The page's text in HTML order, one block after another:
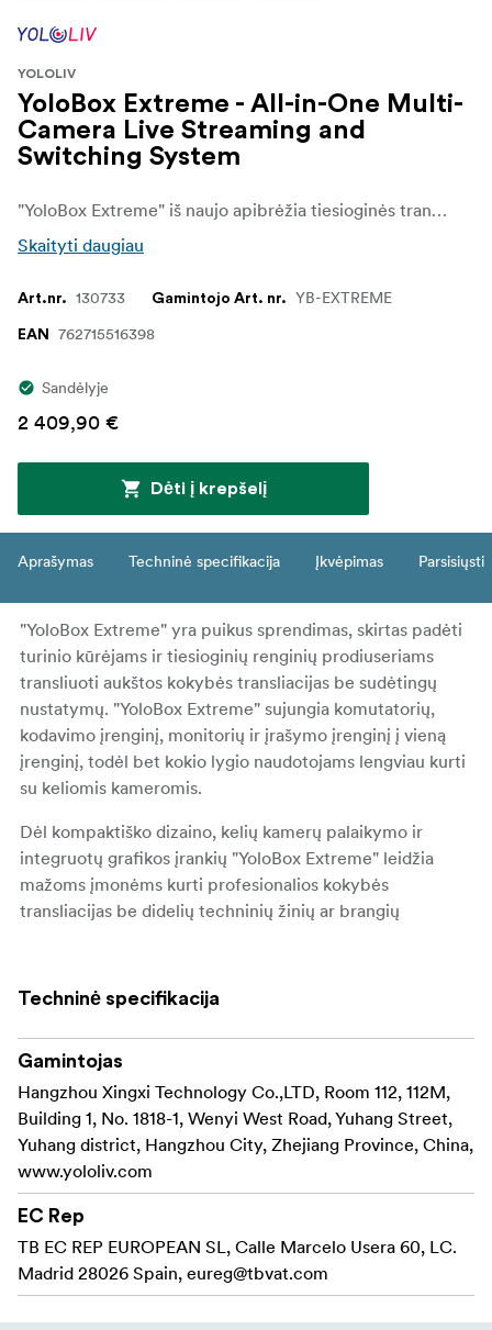
YOLOLIV
YoloBox Extreme - All-in-One Multi-
Camera Live Streaming and
Switching System
"YoloBox Extreme" iš naujo apibrėžia tiesioginės transliacijos ir vaizdo įrašų kūrimo principus, nes pasižymi aukščiausio lygio našumu ir "viskas viename" dizainu. 8 HDMI įėjimai, 2 priskiriami HDMI išėjimai, 11,2 colio OLED jutiklinis ekranas su dideliu ryškumu, 4K transliacija ir ISO įrašymas, "Qualcomm 8 Gen2" procesorius, iki 10 valandų veikiantis akumuliatorius ir 8 NDI-HX įėjimų palaikymas užtikrina išskirtinę galią, lankstumą ir paprastą naudojimą bet kokiam gamybos scenarijui.
Skaityti daugiau
Art.nr. 130733 Gamintojo Art. nr. YB-EXTREME
EAN 762715516398
Sandėlyje
2 409,90 €
Dėti į krepšelį
Aprašymas Techninė specifikacija Įkvėpimas Parsisiųsti
"YoloBox Extreme" yra puikus sprendimas, skirtas padėti
turinio kūrėjams ir tiesioginių renginių prodiuseriams
transliuoti aukštos kokybės transliacijas be sudėtingų
nustatymų. "YoloBox Extreme" sujungia komutatorių,
kodavimo įrenginį, monitorių ir įrašymo įrenginį į vieną
įrenginį, todėl bet kokio lygio naudotojams lengviau kurti
su keliomis kameromis.
Dėl kompaktiško dizaino, kelių kamerų palaikymo ir
integruotų grafikos įrankių "YoloBox Extreme" leidžia
mažoms įmonėms kurti profesionalios kokybės
transliacijas be didelių techninių žinių ar brangių
socialinės žiniasklaidos transliacijų rengimas, mažos
veiksmingai užmegztų ryšį su klientais ir padidintų savo
prekės ženklo žinomumą internete.
Pagrindiniai techniniai "Yolobox Ultra" akcentai
Daugelio kamerų jungiamumas: "Yolobox
Extreme" galima prijungti prie kelių skirtingų įėjimų,
pavyzdžiui, 8 HDMI įėjimų, 2 USB A, 1 USB C ir 8
NDI, prie kurių galima prisijungti belaidžiu ryšiu
arba per eternetą. Perjunkite juos realiuoju laiku ir
valdykite garso lygius naudodami integruotą
maišytuvą. 2 HDMI išvestis galima priskirti
Techninė specifikacija
Gamintojas
Hangzhou Xingxi Technology Co.,LTD, Room 112, 112M,
Building 1, No. 1818-1, Wenyi West Road, Yuhang Street,
Yuhang district, Hangzhou City, Zhejiang Province, China,
www.yololiv.com
EC Rep
TB EC REP EUROPEAN SL, Calle Marcelo Usera 60, LC.
Madrid 28026 Spain, eureg@tbvat.com